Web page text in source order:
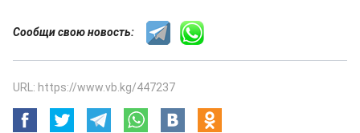
Сообщи свою новость:
URL: https://www.vb.kg/447237